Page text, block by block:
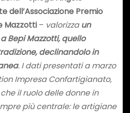
dell’Associazione Premio
Mazzotti – valorizza un
Bepi Mazzotti, quello
declinandolo in
. I dati presentati a marzo
Impresa Confartigianato,
il ruolo delle donne in
più centrale: le artigiane